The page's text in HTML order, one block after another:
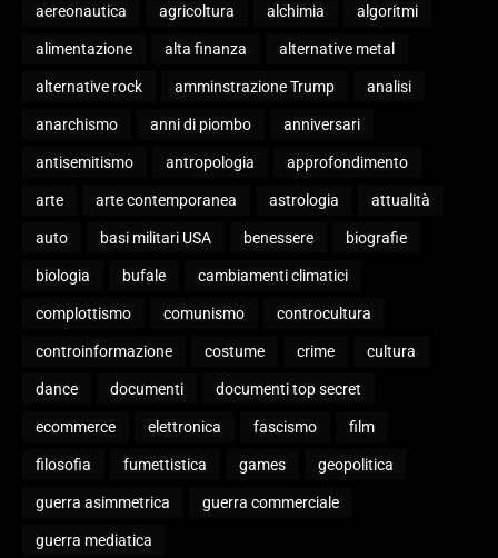
aereonautica agricoltura alchimia algoritmi
alimentazione alta finanza alternative metal
alternative rock amminstrazione Trump analisi
anarchismo anni di piombo anniversari
antisemitismo antropologia approfondimento
arte arte contemporanea astrologia attualità
auto basi militari USA benessere biografie
biologia bufale cambiamenti climatici
complottismo comunismo controcultura
controinformazione costume crime cultura
dance documenti documenti top secret
ecommerce elettronica fascismo film
filosofia fumettistica games geopolitica
guerra asimmetrica guerra commerciale
guerra mediatica